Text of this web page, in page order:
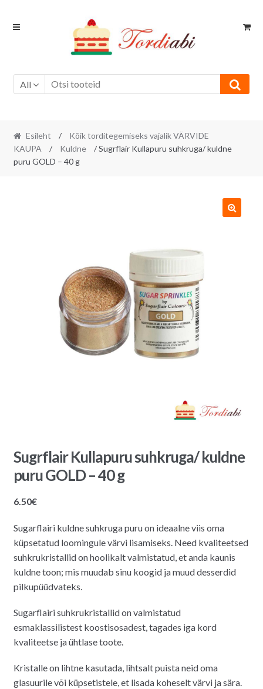
Skip
Skip
All
Esileht /
Kõik torditegemiseks vajalik VÄRVIDE
KAUPA
/ Kuldne
/ Sugrflair Kullapuru suhkruga/ kuldne
puru GOLD – 40 g
Sugrflair Kullapuru suhkruga/ kuldne
puru GOLD – 40 g
6.50€
Sugarflairi kuldne suhkruga puru on ideaalne viis oma
küpsetatud loomingule värvi lisamiseks. Need kvaliteetsed
suhkrukristallid on hoolikalt valmistatud, et anda kaunis
kuldne toon; mis muudab sinu koogid ja muud desserdid
pilkupüüdvateks.
Sugarflairi suhkrukristallid on valmistatud
esmaklassilistest koostisosadest, tagades iga kord
kvaliteetse ja ühtlase toote.
Kristalle on lihtne kasutada, lihtsalt puista neid oma
glasuurile või küpsetistele, et lisada koheselt värvi ja sära.